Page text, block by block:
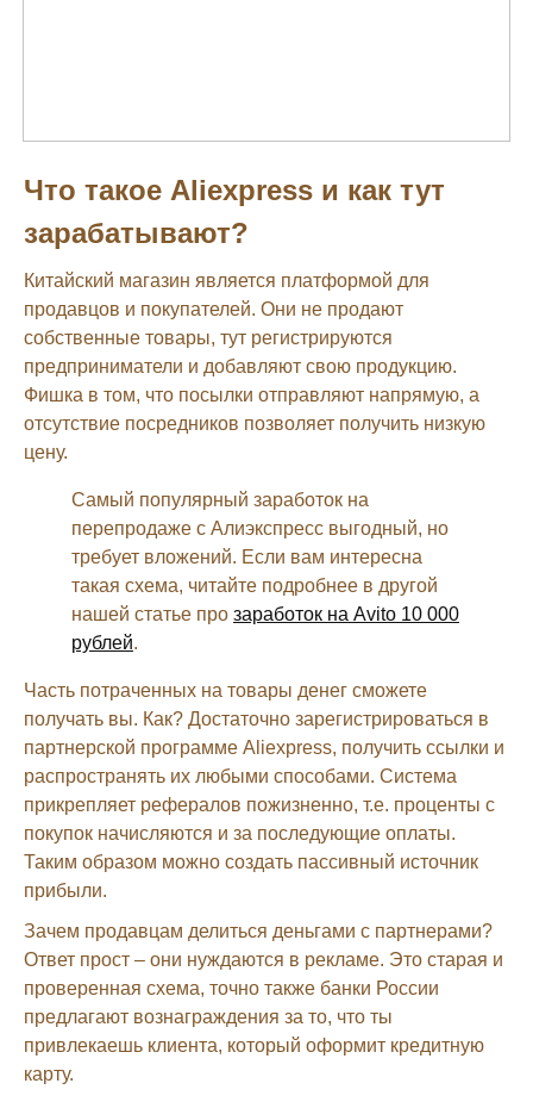
Что такое Aliexpress и как тут
зарабатывают?
Китайский магазин является платформой для
продавцов и покупателей. Они не продают
собственные товары, тут регистрируются
предприниматели и добавляют свою продукцию.
Фишка в том, что посылки отправляют напрямую, а
отсутствие посредников позволяет получить низкую
цену.
Самый популярный заработок на
перепродаже с Алиэкспресс выгодный, но
требует вложений. Если вам интересна
такая схема, читайте подробнее в другой
нашей статье про заработок на Avito 10 000
рублей.
Часть потраченных на товары денег сможете
получать вы. Как? Достаточно зарегистрироваться в
партнерской программе Aliexpress, получить ссылки и
распространять их любыми способами. Система
прикрепляет рефералов пожизненно, т.е. проценты с
покупок начисляются и за последующие оплаты.
Таким образом можно создать пассивный источник
прибыли.
Зачем продавцам делиться деньгами с партнерами?
Ответ прост – они нуждаются в рекламе. Это старая и
проверенная схема, точно также банки России
предлагают вознаграждения за то, что ты
привлекаешь клиента, который оформит кредитную
карту.